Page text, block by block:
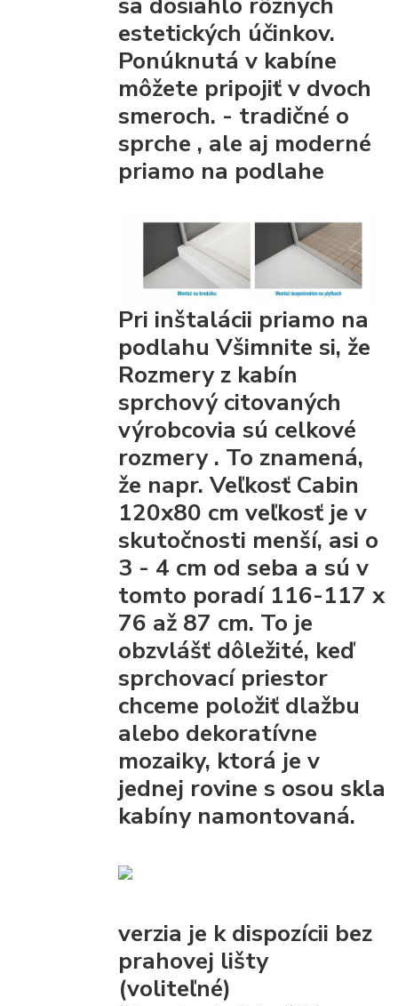
estetických účinkov.
Ponúknutá v kabíne
môžete pripojiťv dvoch
smeroch. - tradičné o
sprche , ale aj moderné
priamo na podlahe
Pri inštalácii priamo na
podlahu Všimnite si, že
Rozmery z kabín
sprchový citovaných
výrobcoviasú celkové
rozmery. To znamená,
že napr. Veľkosť Cabin
120x80 cm veľkosť je v
skutočnosti menší, asi o
3 - 4 cm od seba a sú v
tomto poradí 116-117 x
76 až 87 cm. To je
obzvlášť dôležité, keď
sprchovací priestor
chceme položiť dlažbu
alebo dekoratívne
mozaiky, ktorá je v
jednej rovine s osou skla
kabíny namontovaná.
verzia je k dispozícii bez
prahovej lišty
(voliteľné)